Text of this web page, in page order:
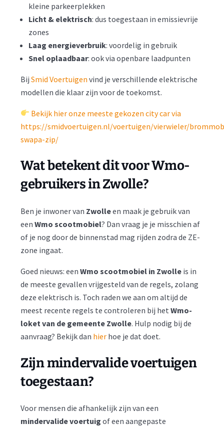
kleine parkeerplekken
Licht & elektrisch: dus toegestaan in emissievrije
zones
Laag energieverbruik: voordelig in gebruik
Snel oplaadbaar: ook via openbare laadpunten
Bij Smid Voertuigen vind je verschillende elektrische
modellen die klaar zijn voor de toekomst.
Bekijk hier onze meeste gekozen city car via
https://smidvoertuigen.nl/voertuigen/vierwieler/
swapa-zip/
Wat betekent dit voor Wmo-
gebruikers in Zwolle?
Ben je inwoner van Zwolleen maak je gebruik van
een Wmo scootmobiel? Dan vraag je je misschien af
of je nog door de binnenstad mag rijden zodra de ZE-
zone ingaat.
Goed nieuws: een Wmo scootmobiel in Zwolleis in
de meeste gevallen vrijgesteld van de regels, zolang
deze elektrisch is. Toch raden we aan om altijd de
meest recente regels te controleren bij het Wmo-
loket van de gemeente Zwolle. Hulp nodig bij de
aanvraag? Bekijk dan hierhoe je dat doet.
Zijn mindervalide voertuigen
toegestaan?
Voor mensen die afhankelijk zijn van een
mindervalide voertuig of een aangepaste